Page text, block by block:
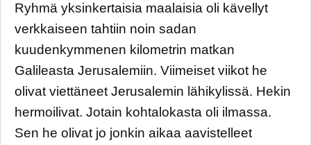
Ryhmä yksinkertaisia maalaisia oli kävellyt
verkkaiseen tahtiin noin sadan
kuudenkymmenen kilometrin matkan
Galileasta Jerusalemiin. Viimeiset viikot he
olivat viettäneet Jerusalemin lähikylissä. Hekin
hermoilivat. Jotain kohtalokasta oli ilmassa.
Sen he olivat jo jonkin aikaa aavistelleet